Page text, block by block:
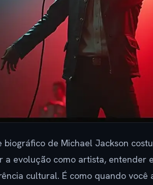
de Michael Jackson
a evolução como artista, entender
cultural. É como quando você